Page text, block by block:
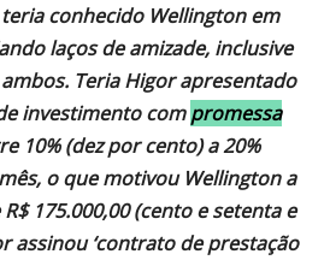
conhecido Wellington em
laços de amizade, inclusive
Teria Higor apresentado
investimento compromessa
10% (dez por cento) a 20%
o que motivou Wellington a
175.000,00 (cento e setenta e
assinou ‘contrato de prestação